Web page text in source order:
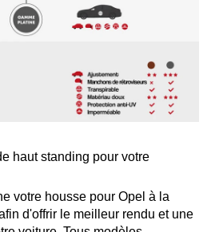
haut standing pour votre
votre housse pour Opel à la
d'offrir le meilleur rendu et une